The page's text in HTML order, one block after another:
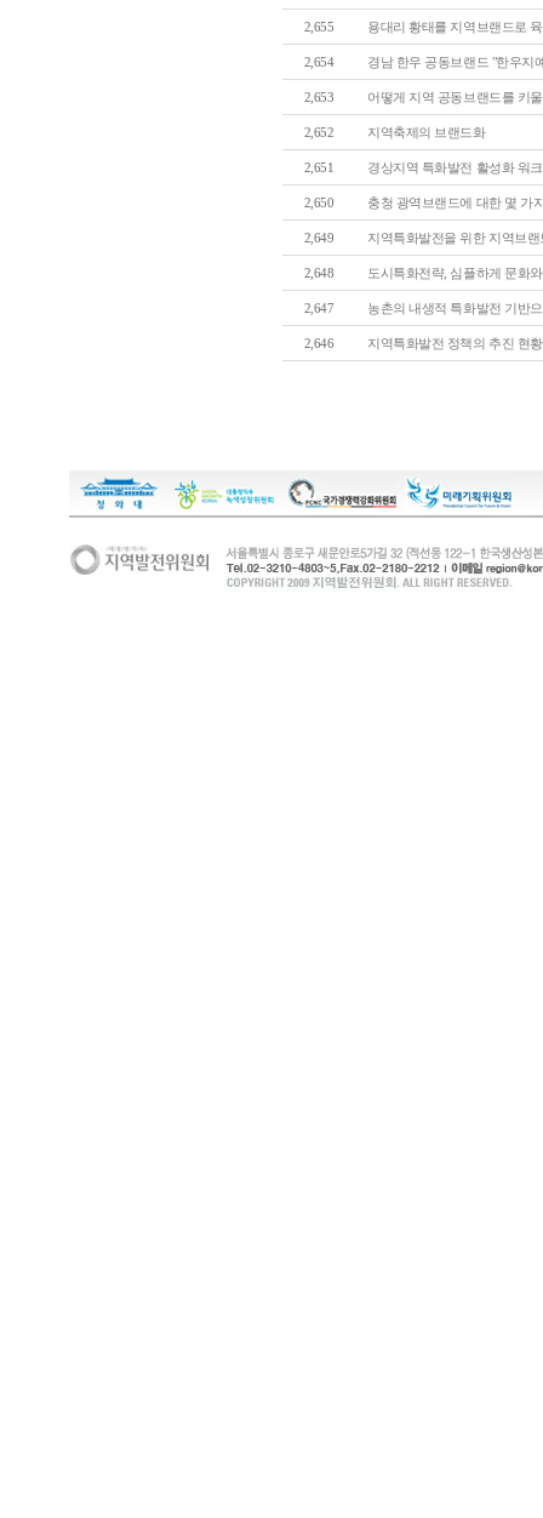
2,655 용대리 황태를 지역브랜드로
2,654 경남 한우 공동브랜드 "한우지
2,653 어떻게 지역 공동브랜드를 키
2,652 지역축제의 브랜드화
2,651 경상지역 특화발전 활성화 워
2,650 충청 광역브랜드에 대한 몇 가
2,649 지역특화발전을 위한 지역브랜
2,648 도시특화전략, 심플하게 문화
2,647 농촌의 내생적 특화발전 기반
2,646 지역특화발전 정책의 추진 현